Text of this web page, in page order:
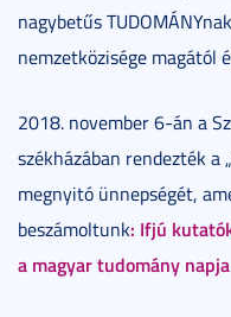
nagybetűs
nemzetközisége magától
2018. november 6-án a
székházában rendezték a
megnyitó ünnepségét,
beszámoltunk: Ifjú
a magyar tudomány